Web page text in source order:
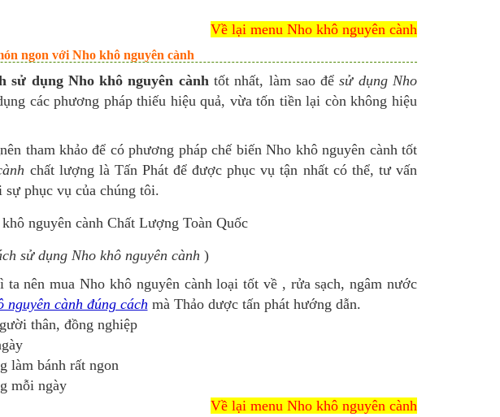
Về lại menu Nho khô nguyên cành
ngon với Nho khô nguyên cành
sử dụng Nho khô nguyên cànhtốt nhất, làm sao đểsử dụng Nho
các phương pháp thiếu hiệu quả, vừa tốn tiền lại còn không hiệu
nên tham khảo để có phương pháp chế biến Nho khô nguyên cành tốt
chất lượng là Tấn Phát để được phục vụ tận nhất có thể, tư vấn
phục vụ của chúng tôi.
sử dụng Nho khô nguyên cành)
ta nên mua Nho khô nguyên cành loại tốt về , rửa sạch, ngâm nước
nguyên cành đúng cách mà Thảo dược tấn phát hướng dẫn.
thân, đồng nghiệp
làm bánh rất ngon
mỗi ngày
Về lại menu Nho khô nguyên cành